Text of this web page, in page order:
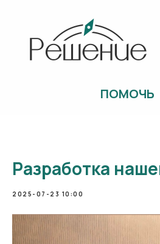
ПОМОЧЬ
Разработка
2025-07-23 10:00